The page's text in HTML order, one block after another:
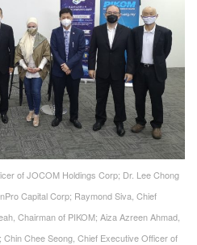
of JOCOM Holdings Corp; Dr. Lee Chong
Capital Corp; Raymond Siva, Chief
Chairman of PIKOM; Aiza Azreen Ahmad,
Chee Seong, Chief Executive Officer of